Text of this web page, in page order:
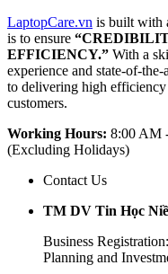
LaptopCare.vn is built with
is to ensure
EFFICIENCY.” With a
experience and state-of-
to delivering high
customers.
Working Hours: 8:00 AM
(Excluding Holidays)
Contact Us
TM DV Tin Học
Business
Planning and